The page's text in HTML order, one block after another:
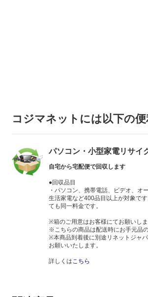
コジマネットには以下の
パソコン・小型家電リサイ
自宅から宅配便で回収します
●回収品目
・パソコン、携帯電話、ビデオ、オ
生活家電など400品目以上が対象で
ても同一料金です。
※箱のご用意はお客様にてお願いしま
※こちらの商品は配送時にお手元品
※本商品到着後に別途リネットジャ
お願いいたします。
詳しくは こちら